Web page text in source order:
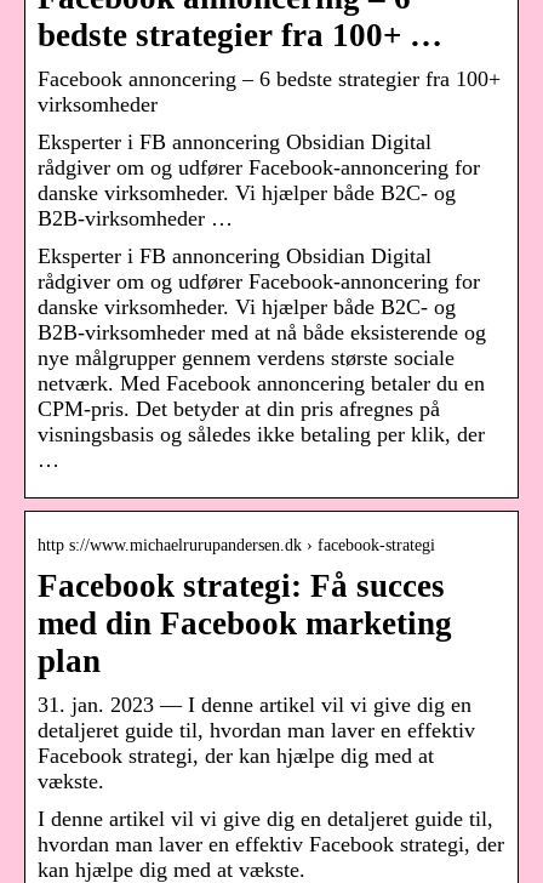
bedste strategier fra 100+ …
Facebook annoncering – 6 bedste strategier fra 100+
virksomheder
Eksperter i FB annoncering Obsidian Digital
rådgiver om og udfører Facebook-annoncering for
danske virksomheder. Vi hjælper både B2C- og
B2B-virksomheder …
Eksperter i FB annoncering Obsidian Digital
rådgiver om og udfører Facebook-annoncering for
danske virksomheder. Vi hjælper både B2C- og
B2B-virksomheder med at nå både eksisterende og
nye målgrupper gennem verdens største sociale
netværk. Med Facebook annoncering betaler du en
CPM-pris. Det betyder at din pris afregnes på
visningsbasis og således ikke betaling per klik, der
…
http s://www.michaelrurupandersen.dk › facebook-strategi
Facebook strategi: Få succes
med din Facebook marketing
plan
31. jan. 2023 — I denne artikel vil vi give dig en
detaljeret guide til, hvordan man laver en effektiv
Facebook strategi, der kan hjælpe dig med at
vækste.
I denne artikel vil vi give dig en detaljeret guide til,
hvordan man laver en effektiv Facebook strategi, der
kan hjælpe dig med at vækste.